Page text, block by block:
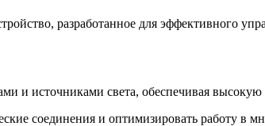
разработанное для эффективного
и источниками света, обеспечивая
соединения и оптимизировать работу в